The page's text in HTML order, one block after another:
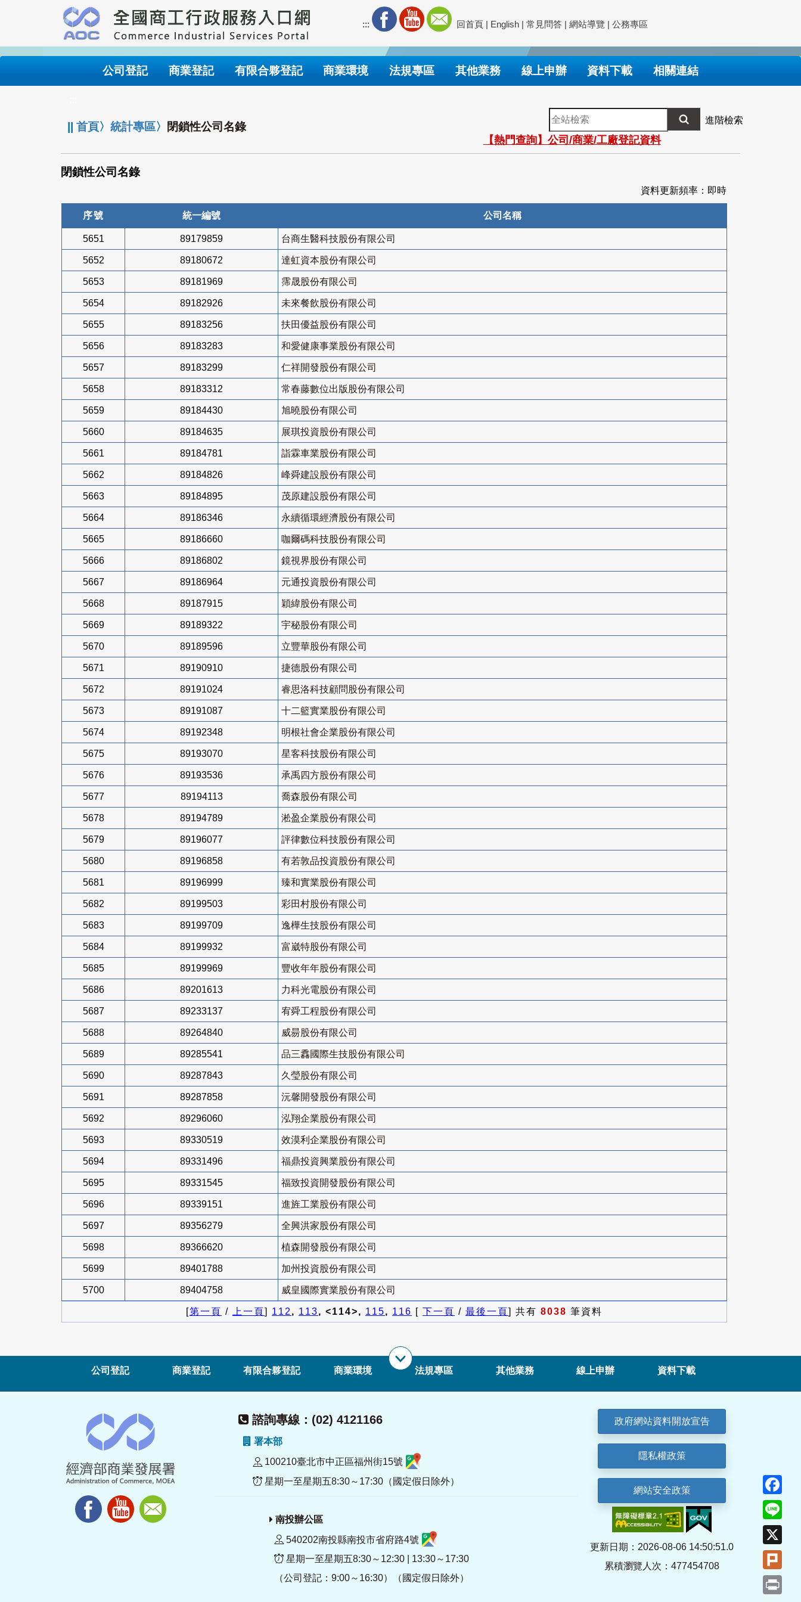
要
內
::: 回首頁 | English | 常見問答 | 網站導覽 | 公務專區
公司登記 商業登記 有限合夥登記 商業環境 法規專區 其他業務 線上申辦 資料下載 相關連結
||首頁〉統計專區〉 閉鎖性公司名錄
全
站
檢
索
進階檢索
【熱門查詢】公司/商業/工廠登記資料
閉鎖性公司名錄
資料更新頻率：即時
序號 統一編號 公司名稱
5651 89179859 台商生醫科技股份有限公司
5652 89180672 達虹資本股份有限公司
5653 89181969 霈晟股份有限公司
5654 89182926 未來餐飲股份有限公司
5655 89183256 扶田優益股份有限公司
5656 89183283 和愛健康事業股份有限公司
5657 89183299 仁祥開發股份有限公司
5658 89183312 常春藤數位出版股份有限公司
5659 89184430 旭曉股份有限公司
5660 89184635 展琪投資股份有限公司
5661 89184781 詣霖車業股份有限公司
5662 89184826 峰舜建設股份有限公司
5663 89184895 茂原建設股份有限公司
5664 89186346 永續循環經濟股份有限公司
5665 89186660 咖爾碼科技股份有限公司
5666 89186802 鏡視界股份有限公司
5667 89186964 元通投資股份有限公司
5668 89187915 穎緯股份有限公司
5669 89189322 宇秘股份有限公司
5670 89189596 立豐華股份有限公司
5671 89190910 捷德股份有限公司
5672 89191024 睿思洛科技顧問股份有限公司
5673 89191087 十二籃實業股份有限公司
5674 89192348 明根社會企業股份有限公司
5675 89193070 星客科技股份有限公司
5676 89193536 承禹四方股份有限公司
5677 89194113 喬森股份有限公司
5678 89194789 淞盈企業股份有限公司
5679 89196077 評律數位科技股份有限公司
5680 89196858 有若敦品投資股份有限公司
5681 89196999 臻和實業股份有限公司
5682 89199503 彩田村股份有限公司
5683 89199709 逸樺生技股份有限公司
5684 89199932 富崴特股份有限公司
5685 89199969 豐收年年股份有限公司
5686 89201613 力科光電股份有限公司
5687 89233137 宥舜工程股份有限公司
5688 89264840 威昜股份有限公司
5689 89285541 品三馫國際生技股份有限公司
5690 89287843 久瑩股份有限公司
5691 89287858 沅馨開發股份有限公司
5692 89296060 泓翔企業股份有限公司
5693 89330519 效漠利企業股份有限公司
5694 89331496 福鼎投資興業股份有限公司
5695 89331545 福致投資開發股份有限公司
5696 89339151 進旌工業股份有限公司
5697 89356279 全興洪家股份有限公司
5698 89366620 植森開發股份有限公司
5699 89401788 加州投資股份有限公司
5700 89404758 威皇國際實業股份有限公司
[第一頁 / 上一頁] 112, 113, <114>, 115, 116 [ 下一頁 / 最後一頁] 共有 8038 筆資料
公司登記 商業登記 有限合夥登記 商業環境 法規專區 其他業務 線上申辦 資料下載
諮詢專線：(02) 4121166
署本部
100210臺北市中正區福州街15號
星期一至星期五8:30～17:30（國定假日除外）
南投辦公區
540202南投縣南投市省府路4號
星期一至星期五8:30～12:30 | 13:30～17:30
（公司登記：9:00～16:30）（國定假日除外）
政府網站資料開放宣告
隱私權政策
網站安全政策
更新日期：2026-08-06 14:50:51.0
累積瀏覽人次：477454708